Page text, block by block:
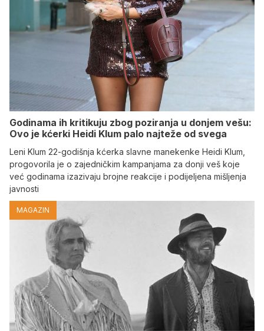
Godinama ih kritikuju zbog poziranja u donjem vešu:
Ovo je kćerki Heidi Klum palo najteže od svega
Leni Klum 22-godišnja kćerka slavne manekenke Heidi Klum,
progovorila je o zajedničkim kampanjama za donji veš koje
već godinama izazivaju brojne reakcije i podijeljena mišljenja
javnosti
MAGAZIN